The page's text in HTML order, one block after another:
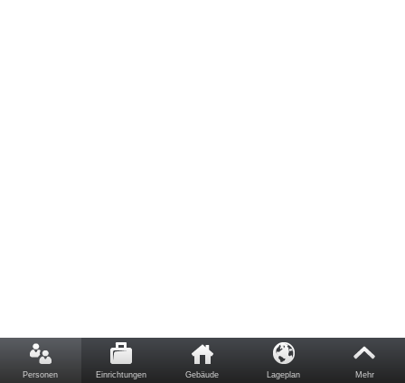
Personen Einrichtungen Gebäude Lageplan Mehr